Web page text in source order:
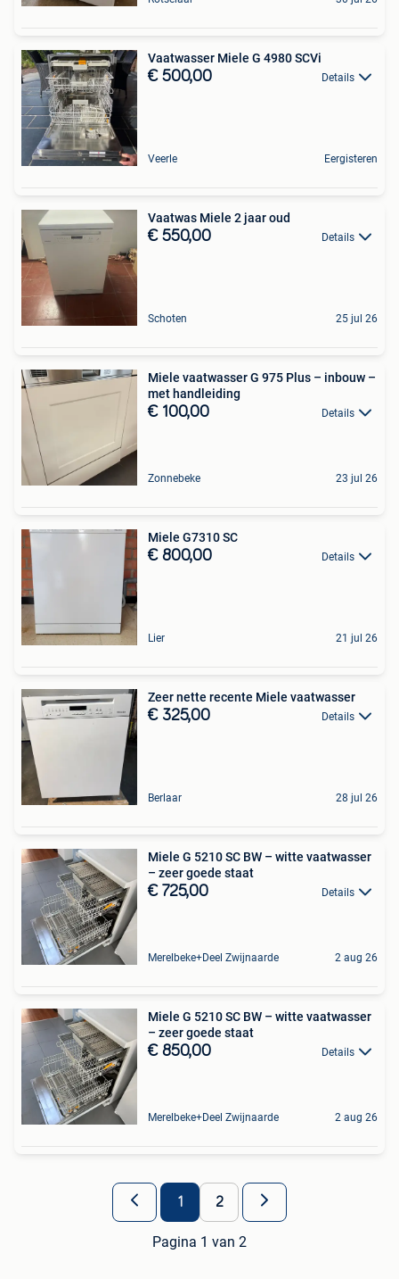
Vaatwasser Miele G 4980 SCVi
€ 500,00 Details
Veerle Eergisteren
Vaatwas Miele 2 jaar oud
€ 550,00 Details
Schoten 25 jul 26
Miele vaatwasser G 975 Plus – inbouw –
met handleiding
€ 100,00 Details
Zonnebeke 23 jul 26
Miele G7310 SC
€ 800,00 Details
Lier 21 jul 26
Zeer nette recente Miele vaatwasser
€ 325,00 Details
Berlaar 28 jul 26
Miele G 5210 SC BW – witte vaatwasser
– zeer goede staat
€ 725,00 Details
Merelbeke+Deel Zwijnaarde 2 aug 26
Miele G 5210 SC BW – witte vaatwasser
– zeer goede staat
€ 850,00 Details
Merelbeke+Deel Zwijnaarde 2 aug 26
1 2
Pagina 1 van 2